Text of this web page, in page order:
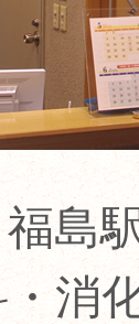
福島
消